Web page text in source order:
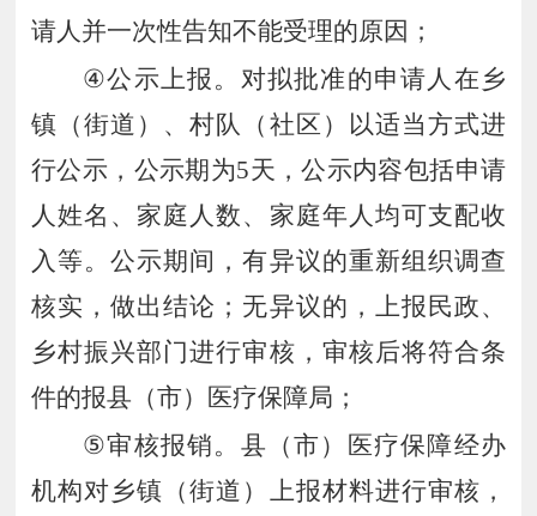
请人并一次性告知不能受理的原因 ；
④公示上报。对拟批准的申请人在乡
镇（街道）、村队（社区）以适当方式进
行公示，公示期为5天，公示内容包括申请
人姓名、家庭人数、家庭年人均可支配收
入等。公示期间，有异议的重新组织调查
核实，做出结论；无异议的，上报民政、
乡村振兴部门进行审核，审核后将符合条
件的报县（市）医疗保障局 ；
⑤审核报销。县（市）医疗保障经办
机构对乡镇（街道）上报材料进行审核，